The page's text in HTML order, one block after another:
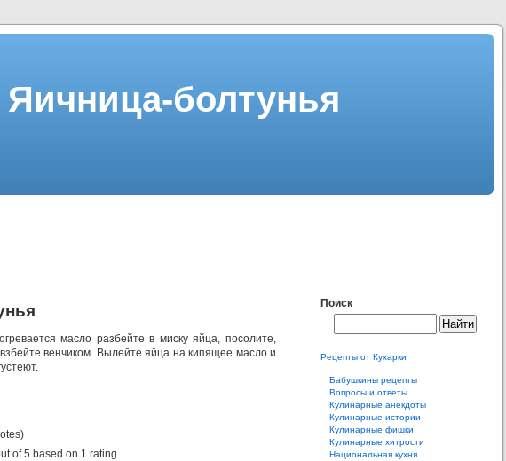
Яичница-болтунья
масло разбейте в миску яйца, посолите,
венчиком. Вылейте яйца на кипящее масло и
of5 based on 1 rating
Поиск
Рецепты от Кухарки
Бабушкины рецепты
Вопросы и ответы
Кулинарные анекдоты
Кулинарные истории
Кулинарные фишки
Кулинарные хитрости
Национальная кухня